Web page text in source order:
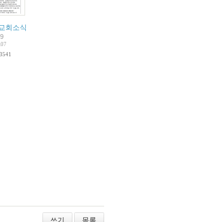
회소식
3541
쓰기 목록